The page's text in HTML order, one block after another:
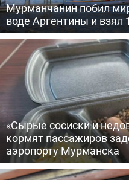
Мурманчанин побил
воде Аргентины и взял
«Сырые сосиски и
кормят пассажиров
аэропорту Мурманска